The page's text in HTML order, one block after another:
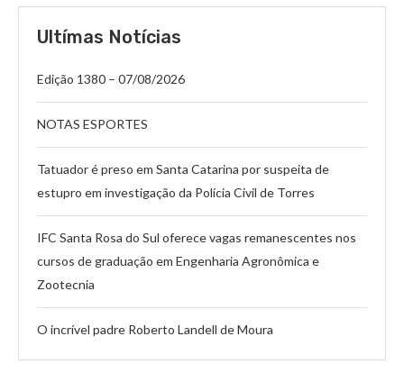
Ultímas Notícias
Edição 1380 – 07/08/2026
NOTAS ESPORTES
Tatuador é preso em Santa Catarina por suspeita de
estupro em investigação da Polícia Civil de Torres
IFC Santa Rosa do Sul oferece vagas remanescentes nos
cursos de graduação em Engenharia Agronômica e
Zootecnia
O incrível padre Roberto Landell de Moura